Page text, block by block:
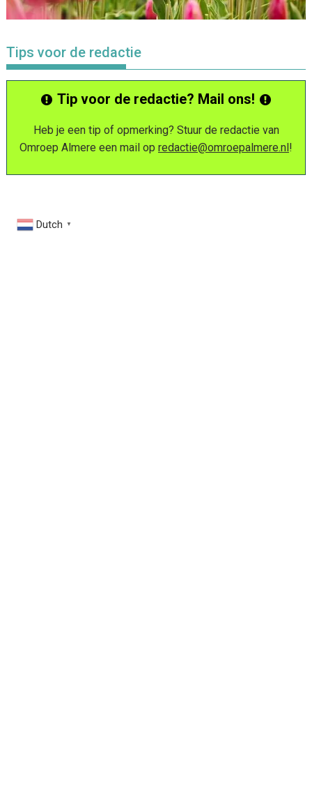
Tips voor de redactie
Tip voor de redactie? Mail ons!
Heb je een tip of opmerking? Stuur de redactie van
Omroep Almere een mail op redactie@omroepalmere.nl!
Dutch ▼